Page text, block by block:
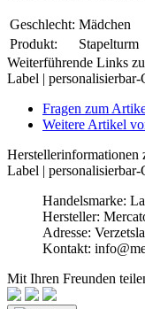
Geschlecht: Mädchen
Produkt:
Stapelturm
Weiterführende Links
Label |
Fragen zum
Weitere Artikel
Herstellerinformationen
Label |
Handelsmarke:
Hersteller:
Adresse:
Kontakt:
Mit Ihren Freunden